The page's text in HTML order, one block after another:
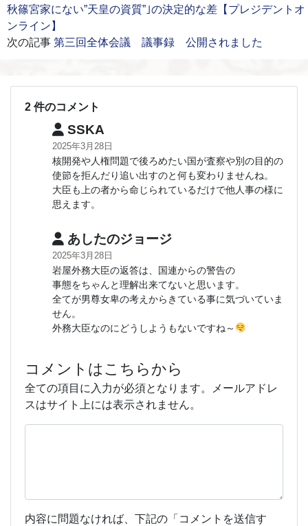
秋篠宮家にない”天皇の資質”｣の決定的な差【プレジデントオ
ンライン】
次の記事 第三回全体会議 議事録 公開されました
2 件のコメント
SSKA
2025年3月28日
核開発や人権問題で後ろめたい国が査察や別の目的の
使節を拒んだり追い出すのと何も変わりませんね。
大臣も上の者から命じられているだけで他人事の様に
思えます。
あしたのジョージ
2025年3月28日
岩屋外務大臣の返答は、国連からの警告の
事態をちゃんと理解出来てないと思います。
全てが男尊女卑の考えからきている事に気づいていま
せん。
外務大臣なのにどうしようもないですね～
コメントはこちらから
全ての項目に入力が必須となります。メールアドレ
スはサイト上には表示されません。
内容に問題なければ、下記の「コメントを送信す